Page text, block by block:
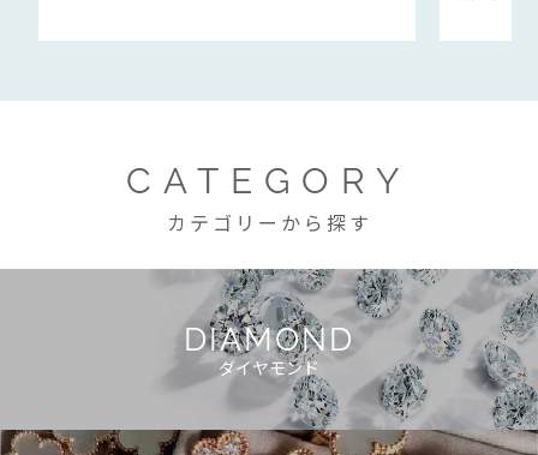
CATEGORY
カテゴリーから探す
DIAMOND
ダイヤモンド